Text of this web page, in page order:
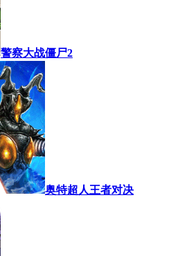
警察大战僵尸2
奥特超人王者对决